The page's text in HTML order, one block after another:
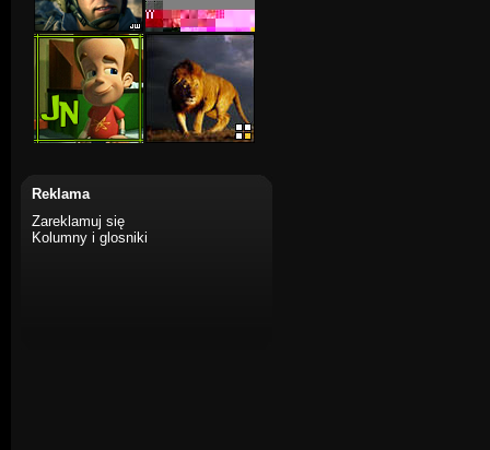
Reklama
Zareklamuj się
Kolumny i glosniki